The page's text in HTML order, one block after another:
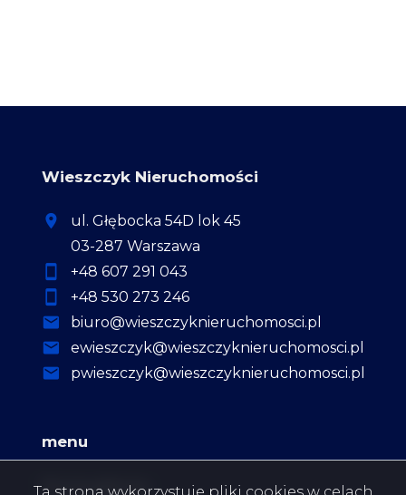
Wieszczyk Nieruchomości
ul. Głębocka 54D lok 45
03-287 Warszawa
+48 607 291 043
+48 530 273 246
biuro@wieszczyknieruchomosci.pl
ewieszczyk@wieszczyknieruchomosci.pl
pwieszczyk@wieszczyknieruchomosci.pl
menu
Strona główna
Ta strona wykorzystuje pliki cookies w celach